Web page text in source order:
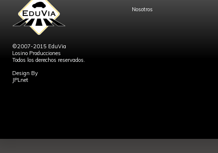
©2007-2015 EduVia
Losino Producciones
Todos los derechos reservados.
Design By
JPLnet
Nosotros